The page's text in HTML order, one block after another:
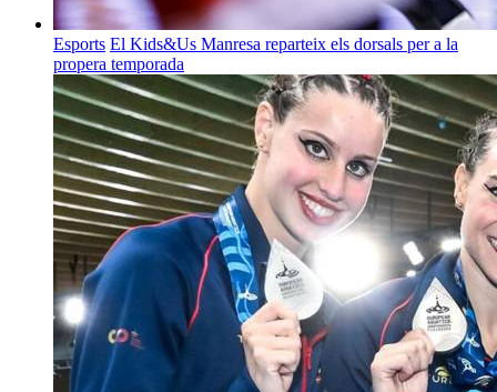
Esports El Kids&Us Manresa reparteix els dorsals per a la
propera temporada